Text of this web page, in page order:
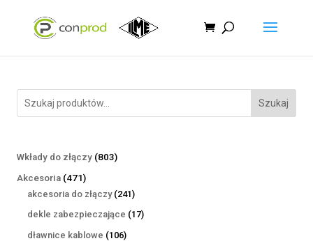
Szukaj
Wkłady do złączy 803803
Akcesoria 471471
produktów
akcesoria do złączy 241241
produktów
dekle zabezpieczające 1717
dławnice kablowe 106106